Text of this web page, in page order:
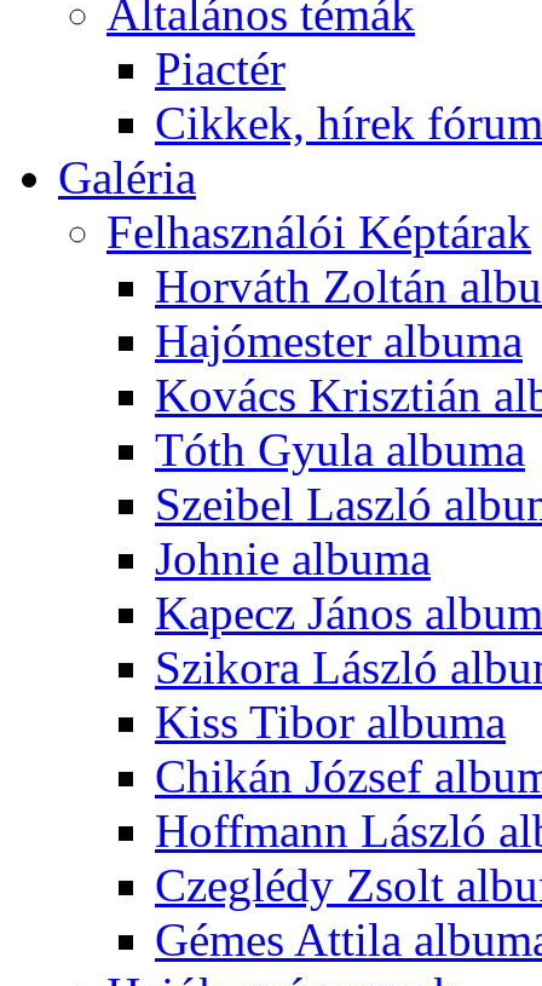
Általános témák
Piactér
Cikkek, hírek
Galéria
Felhasználói Képtárak
Horváth Zoltán
Hajómester albuma
Kovács Krisztián
Tóth Gyula albuma
Szeibel Laszló
Johnie albuma
Kapecz János
Szikora László
Kiss Tibor albuma
Chikán József
Hoffmann László
Czeglédy Zsolt
Gémes Attila